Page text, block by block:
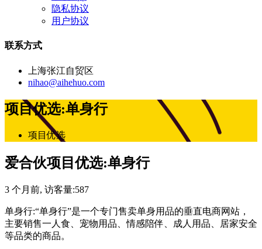
隐私协议
用户协议
联系方式
上海张江自贸区
nihao@aihehuo.com
项目优选:单身行
项目优选
爱合伙项目优选:单身行
3 个月前, 访客量:587
单身行:“单身行”是一个专门售卖单身用品的垂直电商网站，
主要销售一人食、宠物用品、情感陪伴、成人用品、居家安全
等品类的商品。